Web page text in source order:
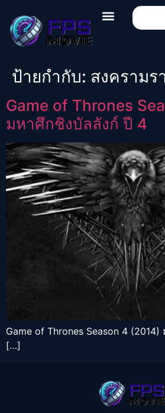
ป้ายกำกับ: สงครามร
Game of Thrones
มหาศึกชิงบัลลังก์ ปี 4
Game of Thrones Season 4
[…]